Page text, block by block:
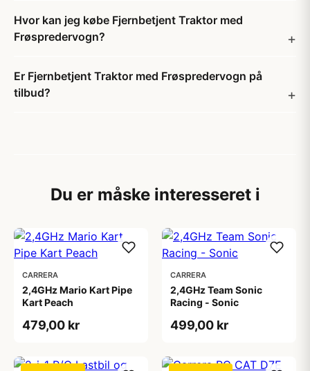
Hvor kan jeg købe Fjernbetjent Traktor med
Frøspredervogn?
Er Fjernbetjent Traktor med Frøspredervogn på
tilbud?
Du er måske interesseret i
CARRERA
2,4GHz Mario Kart Pipe
Kart Peach
479,00 kr
CARRERA
2,4GHz Team Sonic
Racing - Sonic
499,00 kr